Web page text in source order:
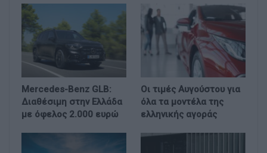
Mercedes-Benz GLB:
Διαθέσιμη στην Ελλάδα
με όφελος 2.000 ευρώ
Οι τιμές Αυγούστου για
όλα τα μοντέλα της
ελληνικής αγοράς